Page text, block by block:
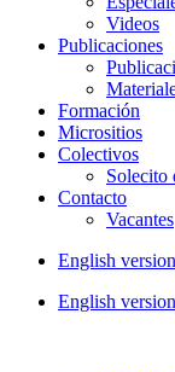
Videos
Publicaciones
Formación
Micrositios
Colectivos
Solecito
Contacto
Vacantes
English version
English version